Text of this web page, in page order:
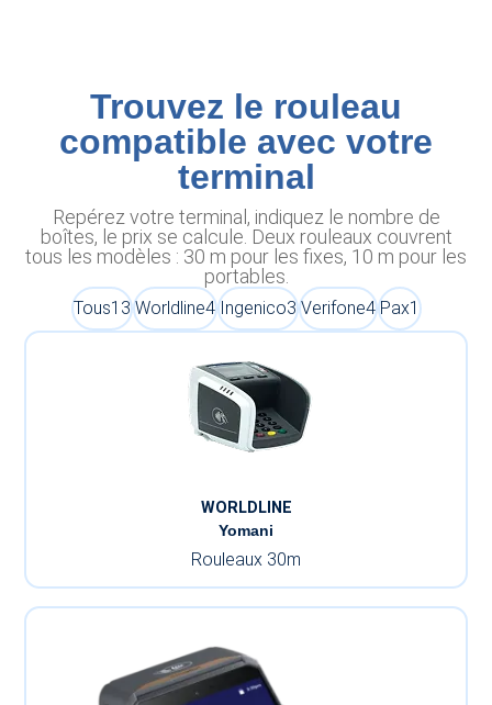
Trouvez le rouleau
compatible avec votre
terminal
Repérez votre terminal, indiquez le nombre de
boîtes, le prix se calcule. Deux rouleaux couvrent
tous les modèles : 30 m pour les fixes, 10 m pour les
portables.
Tous13 Worldline4 Ingenico3 Verifone4 Pax1
WORLDLINE
Yomani
Rouleaux 30m